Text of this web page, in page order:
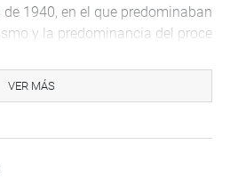
1940, en el que predominaban
y la predominancia del
Trabajo de la Mesa Directiva en sus
VER MÁS